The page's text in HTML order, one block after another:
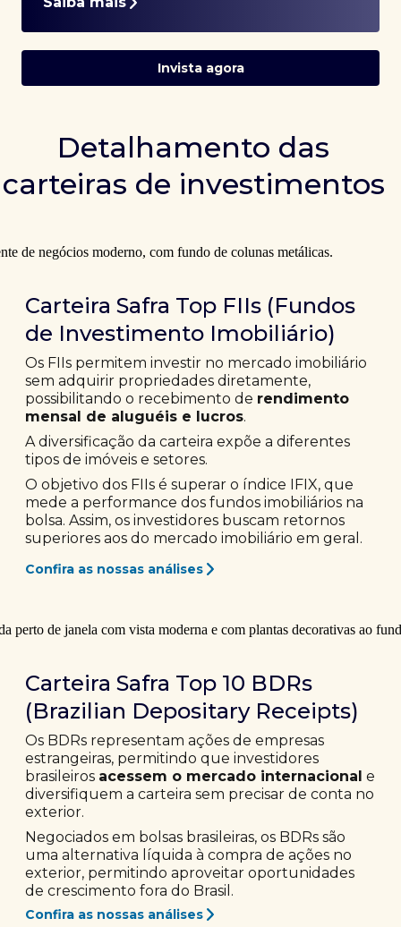
Invista agora
Detalhamento das
carteiras de investimentos
Carteira Safra Top FIIs (Fundos
de Investimento Imobiliário)
Os FIIs permitem investir no mercado imobiliário
sem adquirir propriedades diretamente,
possibilitando o recebimento de rendimento
mensal de aluguéis e lucros.
A diversificação da carteira expõe a diferentes
tipos de imóveis e setores.
O objetivo dos FIIs é superar o índice IFIX, que
mede a performance dos fundos imobiliários na
bolsa. Assim, os investidores buscam retornos
superiores aos do mercado imobiliário em geral.
Confira as nossas análises
Carteira Safra Top 10 BDRs
(Brazilian Depositary Receipts)
Os BDRs representam ações de empresas
estrangeiras, permitindo que investidores
brasileiros acessem o mercado internacional e
diversifiquem a carteira sem precisar de conta no
exterior.
Negociados em bolsas brasileiras, os BDRs são
uma alternativa líquida à compra de ações no
exterior, permitindo aproveitar oportunidades
de crescimento fora do Brasil.
Confira as nossas análises